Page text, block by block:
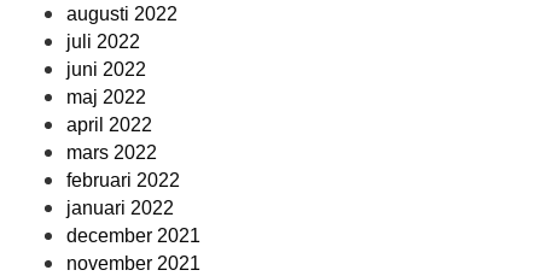
augusti 2022
juli 2022
juni 2022
maj 2022
april 2022
mars 2022
februari 2022
januari 2022
december 2021
november 2021